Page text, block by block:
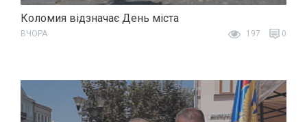
Коломия відзначає День міста
ВЧОРА 197 0